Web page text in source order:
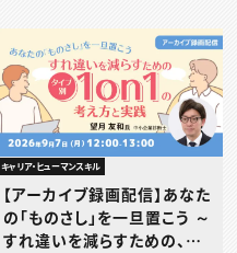
キャリア・ヒューマンスキル
【アーカイブ録画配信】あなた
の「ものさし」を一旦置こう ～
すれ違いを減らすための、タ